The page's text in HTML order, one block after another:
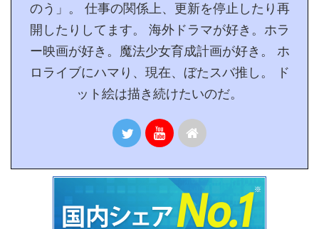
のう」。 仕事の関係上、更新を停止したり再
開したりしてます。 海外ドラマが好き。ホラ
ー映画が好き。魔法少女育成計画が好き。 ホ
ロライブにハマり、現在、ぼたスバ推し。 ド
ット絵は描き続けたいのだ。